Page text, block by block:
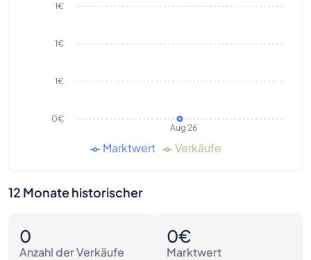
Aug 26
0€
1€
1€
1€
Marktwert Verkäufe
12 Monate historischer
0
Anzahl der Verkäufe
0€
Marktwert